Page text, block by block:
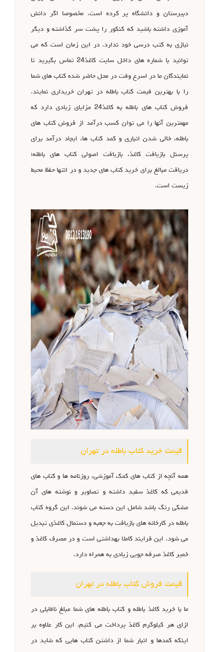
دبیرستان و دانشگاه پر کرده است. مخصوصا اگر دانش
آموزی داشته باشید که کنکور را پشت سر گذاشته و دیگر
نیازی به کتب درسی خود ندارد. در این زمان است که می
توانید با شماره های داخل سایت کاغذ24 تماس بگیرید تا
نمایندگان ما در اسرع وقت در محل حاضر شده کتاب های شما
را با بهترین قیمت کتاب باطله در تهران خریداری نمایند.
فروش کتاب های باطله به کاغذ24 مزایای زیادی دارد که
مهمترین آنها را می توان کسب درآمد از فروش کتاب های
باطله، خالی شدن انباری و کمد کتاب ها، ایجاد درآمد برای
پرسنل بازیافت کاغذ، بازیافت اصولی کتاب های باطله؛
دریافت مبالغ برای خرید کتاب های جدید و در انتها حفظ محیط
زیست است.
قیمت خرید کتاب باطله در تهران
همه آنچه از کتاب های کمک آموزشی، روزنامه ها و کتاب های
قدیمی که کاغذ سفید داشته و تصاویر و نوشته های آن
مشکی رنگ باشد شامل این دسته می شوند. این گروه کتاب
باطله در کارخانه های بازیافت به جعبه و دستمال کاغذی تبدیل
می شود. این فرایند کاملا بهداشتی است و در مصرف کاغذ و
خمیر کاغذ صرفه جویی زیادی به همراه دارد.
قیمت فروش کتاب باطله در تهران
ما با خرید کاغذ باطله و کتاب باطله های شما مبلغ ناقابلی در
ازای هر کیلوگرم کاغذ پرداخت می کنیم. این کار علاوه بر
اینکه کمدها و انبار شما از داشتن کتاب هایی که شاید در